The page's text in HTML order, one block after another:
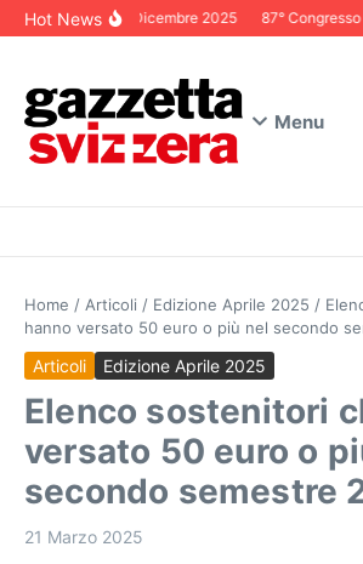
Salta al contenuto
Hot News
Editoriale Dicembre 2025 87°
Menu
Home / Articoli / Edizione Aprile 2025 /
hanno versato 50 euro o più nel secondo
Articoli Edizione Aprile 2025
Elenco sostenitori
versato 50 euro o
secondo semestre
21 Marzo 2025